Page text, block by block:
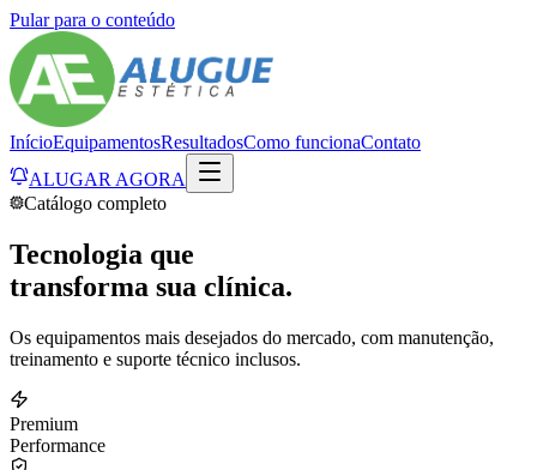
Pular para o conteúdo
InícioEquipamentosResultadosComo funcionaContato
ALUGAR AGORA
Catálogo completo
Tecnologia que
transforma sua clínica.
Os equipamentos mais desejados do mercado, com manutenção,
treinamento e suporte técnico inclusos.
Premium
Performance